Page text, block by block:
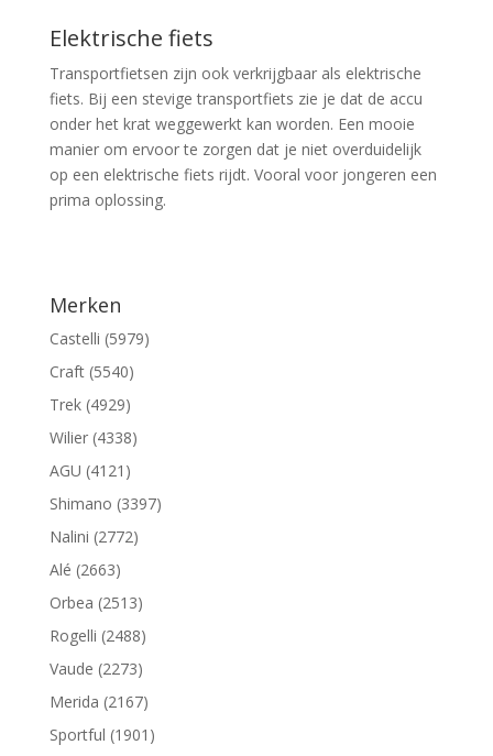
Elektrische fiets
Transportfietsen zijn ook verkrijgbaar als elektrische
fiets. Bij een stevige transportfiets zie je dat de accu
onder het krat weggewerkt kan worden. Een mooie
manier om ervoor te zorgen dat je niet overduidelijk
op een elektrische fiets rijdt. Vooral voor jongeren een
prima oplossing.
Merken
Castelli (5979)
Craft (5540)
Trek (4929)
Wilier (4338)
AGU (4121)
Shimano (3397)
Nalini (2772)
Alé (2663)
Orbea (2513)
Rogelli (2488)
Vaude (2273)
Merida (2167)
Sportful (1901)